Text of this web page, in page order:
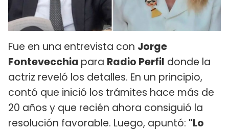
Fue en una entrevista con Jorge
Fontevecchia para Radio Perfil donde la
actriz reveló los detalles. En un principio,
contó que inició los trámites hace más de
20 años y que recién ahora consiguió la
resolución favorable. Luego, apuntó: "Lo